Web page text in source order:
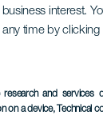
interest.
time by clicking
and services
on a device, Technical